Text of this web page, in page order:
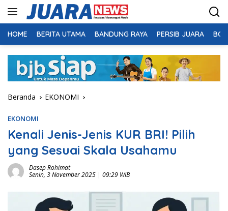
HOME BERITA UTAMA BANDUNG RAYA PERSIB JUARA
Beranda EKONOMI
EKONOMI
Kenali Jenis-Jenis KUR BRI! Pilih
yang Sesuai Skala Usahamu
Dasep Rohimat
Senin, 3 November 2025 | 09:29 WIB